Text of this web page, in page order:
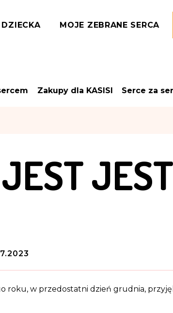
MOJE ZEBRANE SERCA
Zakupy dla KASISI Serce za
roku, w przedostatni dzień grudnia,